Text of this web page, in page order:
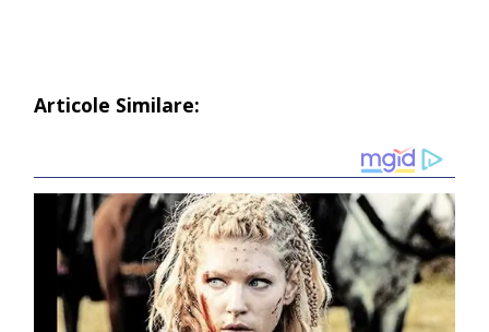
Articole Similare: